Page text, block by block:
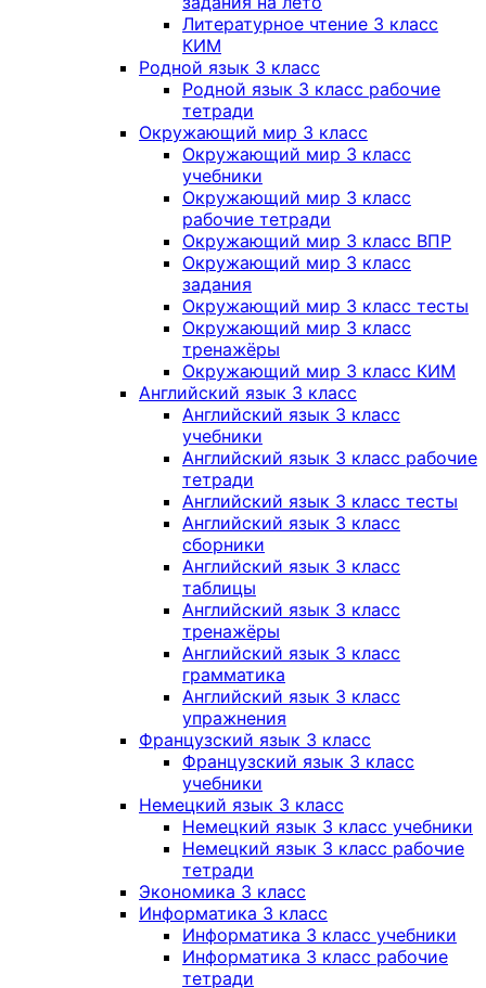
Литературное чтение 3 класс
КИМ
Родной язык 3 класс
Родной язык 3 класс рабочие
тетради
Окружающий мир 3 класс
Окружающий мир 3 класс
учебники
Окружающий мир 3 класс
рабочие тетради
Окружающий мир 3 класс ВПР
Окружающий мир 3 класс
задания
Окружающий мир 3 класс тесты
Окружающий мир 3 класс
тренажёры
Окружающий мир 3 класс КИМ
Английский язык 3 класс
Английский язык 3 класс
учебники
Английский язык 3 класс рабочие
тетради
Английский язык 3 класс тесты
Английский язык 3 класс
сборники
Английский язык 3 класс
таблицы
Английский язык 3 класс
тренажёры
Английский язык 3 класс
грамматика
Английский язык 3 класс
упражнения
Французский язык 3 класс
Французский язык 3 класс
учебники
Немецкий язык 3 класс
Немецкий язык 3 класс учебники
Немецкий язык 3 класс рабочие
тетради
Экономика 3 класс
Информатика 3 класс
Информатика 3 класс учебники
Информатика 3 класс рабочие
тетради